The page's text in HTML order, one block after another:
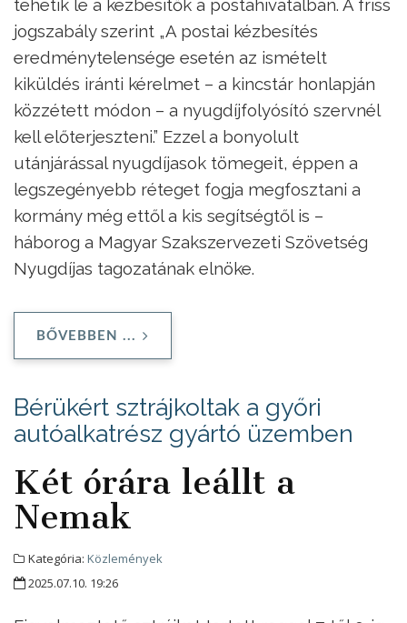
tehetik le a kézbesítők a postahivatalban. A friss
jogszabály szerint „A postai kézbesítés
eredménytelensége esetén az ismételt
kiküldés iránti kérelmet – a kincstár honlapján
közzétett módon – a nyugdíjfolyósító szervnél
kell előterjeszteni.” Ezzel a bonyolult
utánjárással nyugdíjasok tömegeit, éppen a
legszegényebb réteget fogja megfosztani a
kormány még ettől a kis segítségtől is –
háborog a Magyar Szakszervezeti Szövetség
Nyugdíjas tagozatának elnöke.
BŐVEBBEN ...
Bérükért sztrájkoltak a győri
autóalkatrész gyártó üzemben
Két órára leállt a
Nemak
Kategória: Közlemények
2025.07.10. 19:26